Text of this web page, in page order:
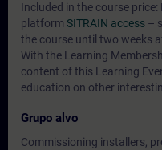
Included in the course
platform SITRAIN access –
the course until two weeks
With the Learning
content of this Learning
education on other
Grupo alvo
Commissioning installers,